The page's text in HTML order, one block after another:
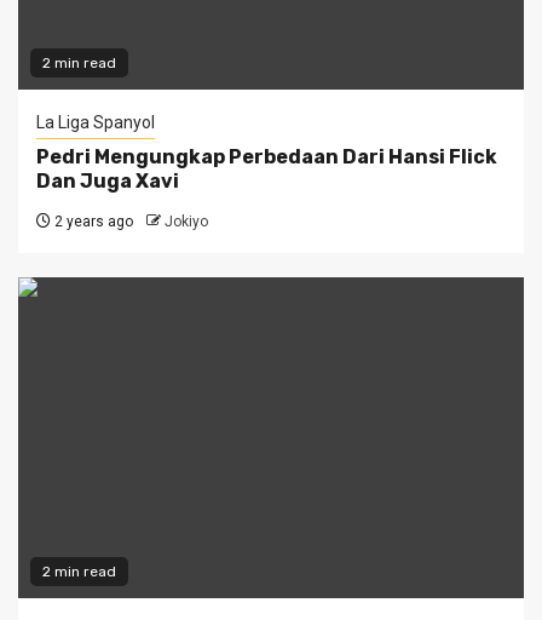
2 min read
La Liga Spanyol
Pedri Mengungkap Perbedaan Dari Hansi Flick
Dan Juga Xavi
2 years ago Jokiyo
2 min read